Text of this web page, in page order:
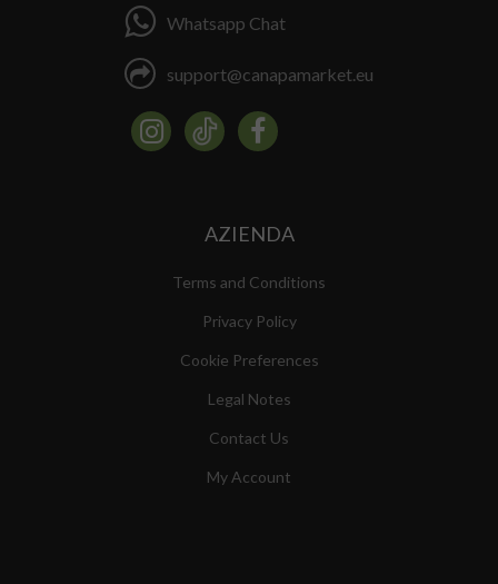
Whatsapp Chat
support@canapamarket.eu
AZIENDA
Terms and Conditions
Privacy Policy
Cookie Preferences
Legal Notes
Contact Us
My Account